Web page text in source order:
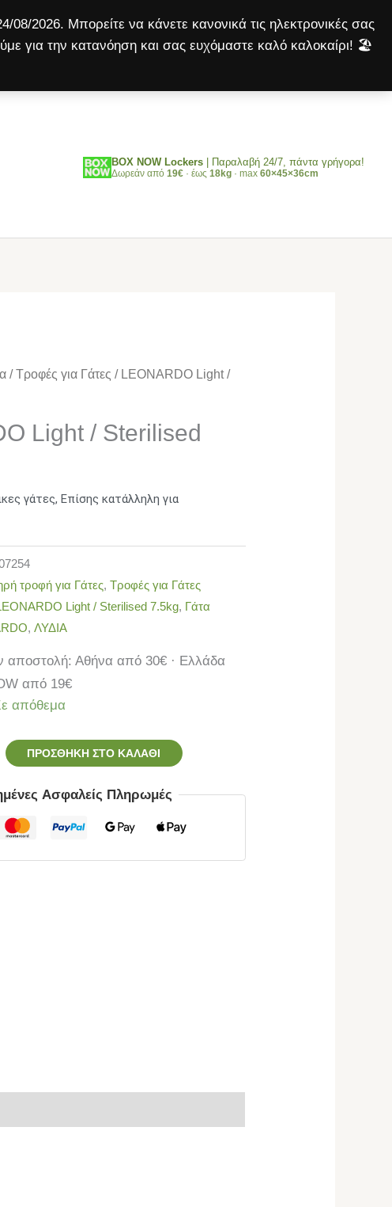
2026. Μπορείτε να κάνετε κανονικά τις ηλεκτρονικές σας
για την κατανόηση και σας ευχόμαστε καλό καλοκαίρι! 🏖️
BOX NOW Lockers | Παραλαβή 24/7, πάντα γρήγορα!
Δωρεάν από 19€ · έως 18kg · max 60×45×36cm
/Τροφές για Γάτες / LEONARDO Light /
Light / Sterilised
γάτες, Επίσης κατάλληλη για
τροφή για Γάτες, Τροφές για Γάτες
Light / Sterilised 7.5kg, Γάτα
, ΛΥΔΙΑ
αποστολή: Αθήνα από 30€ · Ελλάδα
από 19€
απόθεμα
ΠΡΟΣΘΉΚΗ ΣΤΟ ΚΑΛΆΘΙ
Ασφαλείς Πληρωμές
Sterilised
7.5kg